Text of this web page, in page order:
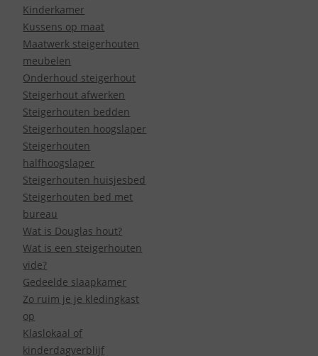
Kinderkamer
Kussens op maat
Maatwerk steigerhouten
meubelen
Onderhoud steigerhout
Steigerhout afwerken
Steigerhouten bedden
Steigerhouten hoogslaper
Steigerhouten
halfhoogslaper
Steigerhouten huisjesbed
Steigerhouten bed met
bureau
Wat is Douglas hout?
Wat is een steigerhouten
vide?
Gedeelde slaapkamer
Zo ruim je je kledingkast
op
Klaslokaal of
kinderdagverblijf